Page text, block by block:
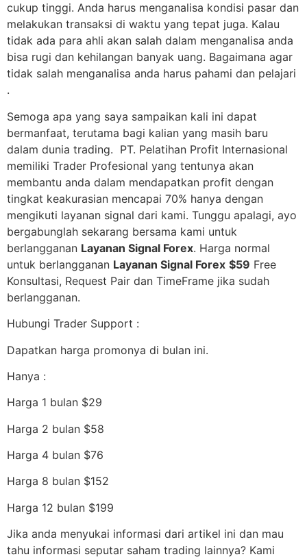
cukup tinggi. Anda harus menganalisa kondisi pasar dan
melakukan transaksi di waktu yang tepat juga. Kalau
tidak ada para ahli akan salah dalam menganalisa anda
bisa rugi dan kehilangan banyak uang. Bagaimana agar
tidak salah menganalisa anda harus pahami dan pelajari
.
Semoga apa yang saya sampaikan kali ini dapat
bermanfaat, terutama bagi kalian yang masih baru
dalam dunia trading. PT. Pelatihan Profit Internasional
memiliki Trader Profesional yang tentunya akan
membantu anda dalam mendapatkan profit dengan
tingkat keakurasian mencapai 70% hanya dengan
mengikuti layanan signal dari kami. Tunggu apalagi, ayo
bergabunglah sekarang bersama kami untuk
berlangganan Layanan Signal Forex. Harga normal
untuk berlangganan Layanan Signal Forex $59 Free
Konsultasi, Request Pair dan TimeFrame jika sudah
berlangganan.
Hubungi Trader Support :
Dapatkan harga promonya di bulan ini.
Hanya :
Harga 1 bulan $29
Harga 2 bulan $58
Harga 4 bulan $76
Harga 8 bulan $152
Harga 12 bulan $199
Jika anda menyukai informasi dari artikel ini dan mau
tahu informasi seputar saham trading lainnya? Kami